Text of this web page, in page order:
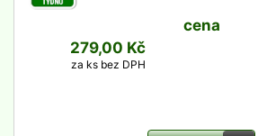
cena
279,00 Kč
za ks bez DPH